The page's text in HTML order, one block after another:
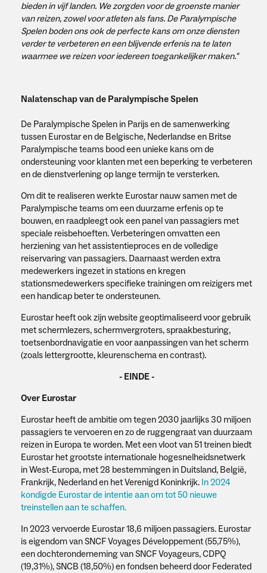
bieden in vijf landen. We zorgden voor de groenste manier
van reizen, zowel voor atleten als fans. De Paralympische
Spelen boden ons ook de perfecte kans om onze diensten
verder te verbeteren en een blijvende erfenis na te laten
waarmee we reizen voor iedereen toegankelijker maken."
Nalatenschap van de Paralympische Spelen
De Paralympische Spelen in Parijs en de samenwerking
tussen Eurostar en de Belgische, Nederlandse en Britse
Paralympische teams bood een unieke kans om de
ondersteuning voor klanten met een beperking te verbeteren
en de dienstverlening op lange termijn te versterken.
Om dit te realiseren werkte Eurostar nauw samen met de
Paralympische teams om een duurzame erfenis op te
bouwen, en raadpleegt ook een panel van passagiers met
speciale reisbehoeften. Verbeteringen omvatten een
herziening van het assistentieproces en de volledige
reiservaring van passagiers. Daarnaast werden extra
medewerkers ingezet in stations en kregen
stationsmedewerkers specifieke trainingen om reizigers met
een handicap beter te ondersteunen.
Eurostar heeft ook zijn website geoptimaliseerd voor gebruik
met schermlezers, schermvergroters, spraakbesturing,
toetsenbordnavigatie en voor aanpassingen van het scherm
(zoals lettergrootte, kleurenschema en contrast).
- EINDE -
Over Eurostar
Eurostar heeft de ambitie om tegen 2030 jaarlijks 30 miljoen
passagiers te vervoeren en zo de ruggengraat van duurzaam
reizen in Europa te worden. Met een vloot van 51 treinen biedt
Eurostar het grootste internationale hogesnelheidsnetwerk
in West-Europa, met 28 bestemmingen in Duitsland, België,
Frankrijk, Nederland en het Verenigd Koninkrijk. In 2024
kondigde Eurostar de intentie aan om tot 50 nieuwe
treinstellen aan te schaffen.
In 2023 vervoerde Eurostar 18,6 miljoen passagiers. Eurostar
is eigendom van SNCF Voyages Développement (55,75%),
een dochteronderneming van SNCF Voyageurs, CDPQ
(19,31%), SNCB (18,50%) en fondsen beheerd door Federated